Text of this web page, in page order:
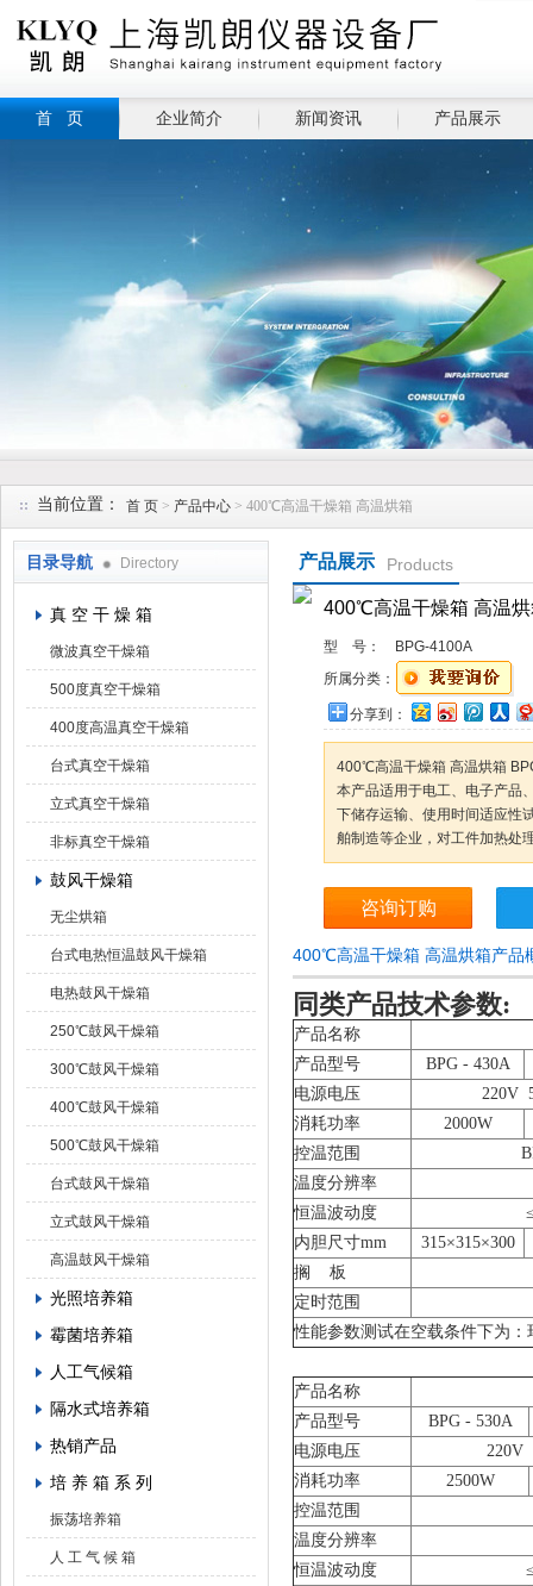
首 页 企业简介 新闻资讯 产品展示
当前位置： 首 页 > 产品中心 > 400℃高温干燥箱 高温烘箱
目录导航 Directory
真 空 干 燥 箱
微波真空干燥箱
500度真空干燥箱
400度高温真空干燥箱
台式真空干燥箱
立式真空干燥箱
非标真空干燥箱
鼓风干燥箱
无尘烘箱
台式电热恒温鼓风干燥箱
电热鼓风干燥箱
250℃鼓风干燥箱
300℃鼓风干燥箱
400℃鼓风干燥箱
500℃鼓风干燥箱
台式鼓风干燥箱
立式鼓风干燥箱
高温鼓风干燥箱
光照培养箱
霉菌培养箱
人工气候箱
隔水式培养箱
热销产品
培 养 箱 系 列
振荡培养箱
人 工 气 候 箱
产品展示 Products
400℃高温干燥箱 高温
型 号：
BPG-4100A
所属分类：
分享到：
400℃高温干燥箱 高温烘箱
本产品适用于电工、电子产品
下储存运输、使用时间适应性
舶制造等企业，对工件加热处
咨询订购
400℃高温干燥箱 高温烘箱产品
同类产品技术参数:
产品名称
产品型号
BPG -430A
电源电压
220V
消耗功率
2000W
控温范围
温度分辨率
恒温波动度
内胆尺寸mm
315×315×300
搁 板
定时范围
性能参数测试在空载条件下为
产品名称
产品型号
BPG -530A
电源电压
220V
消耗功率
2500W
控温范围
温度分辨率
恒温波动度